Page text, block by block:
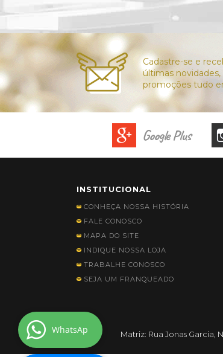
INSTITUCIONAL
CONHEÇA NOSSA HISTÓRIA
FALE CONOSCO
MAPA DO SITE
INDIQUE NOSSA LOJA
TRABALHE CONOSCO
SEJA UM FRANQUEADO
Google Plus
WhatsAp